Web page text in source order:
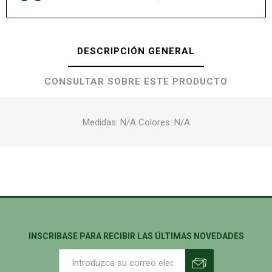
DESCRIPCIÓN GENERAL
CONSULTAR SOBRE ESTE PRODUCTO
Medidas: N/A Colores: N/A
INSCRIBASE PARA RECIBIR LAS ÚLTIMAS NOVEDADES